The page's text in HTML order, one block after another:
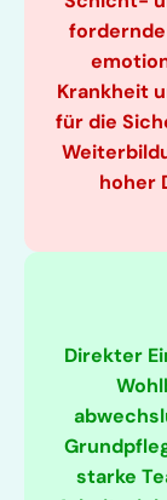
Krankheit
für die
hoher
Direkter
starke